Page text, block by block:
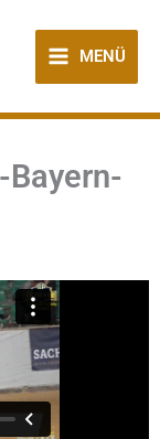
MENÜ
Bayern-